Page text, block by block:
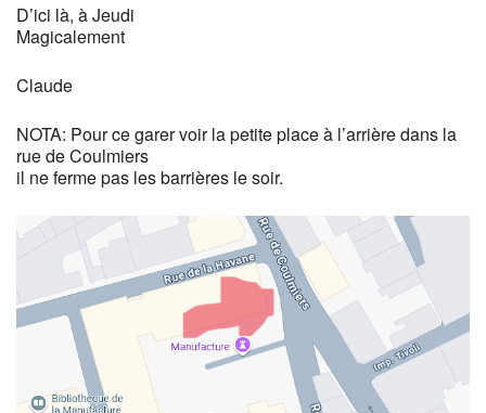
D’ici là, à Jeudi
Magicalement
Claude
NOTA: Pour ce garer voir la petite place à l’arrière dans la
rue de Coulmiers
il ne ferme pas les barrières le soir.